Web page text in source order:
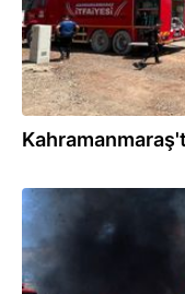
22.07.2026